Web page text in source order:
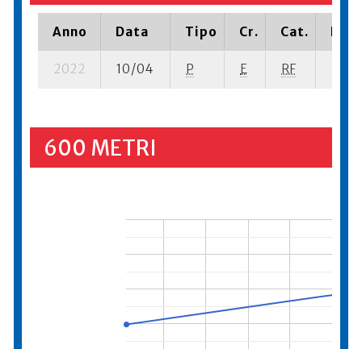
Anno Data Tipo Cr. Cat.
2022 10/04 P E RF
600 METRI